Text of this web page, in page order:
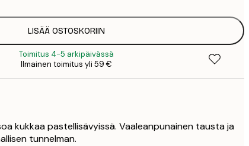
LISÄÄ OSTOSKORIIN
Toimitus 4-5 arkipäivässä
Ilmainen toimitus yli 59 €
kukkaa pastellisävyissä. Vaaleanpunainen tausta ja
tunnelman.